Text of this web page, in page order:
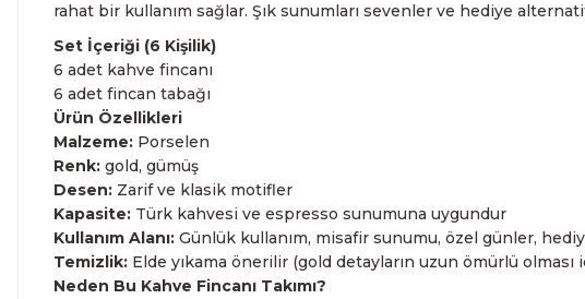
rahat bir kullanım sağlar. Şık sunumları sevenler ve hediye
Set İçeriği (6 Kişilik)
6 adet kahve fincanı
6 adet fincan tabağı
Ürün Özellikleri
Malzeme: Porselen
Renk: gold, gümüş
Desen: Zarif ve klasik motifler
Kapasite: Türk kahvesi ve espresso sunumuna uygundur
Kullanım Alanı: Günlük kullanım, misafir sunumu, özel günler,
Temizlik: Elde yıkama önerilir (gold detayların uzun ömürlü olması
Neden Bu Kahve Fincanı Takımı?